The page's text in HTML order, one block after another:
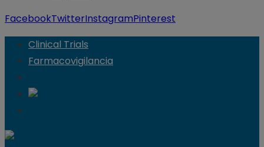
FacebookTwitterInstagramPinterest
Clinical Trials
Farmacovigilancia